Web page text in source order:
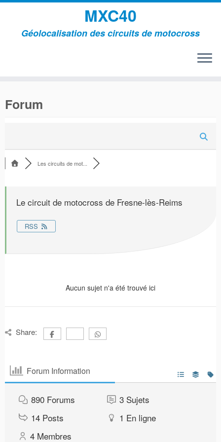
contenu
MXC40
Géolocalisation des circuits de motocross
Forum
Les circuits de mot...
Le circuit de motocross de Fresne-lès-Reims
RSS
Aucun sujet n'a été trouvé ici
Share:
Forum Information
890 Forums 3 Sujets
14 Posts 1 En ligne
4 Membres